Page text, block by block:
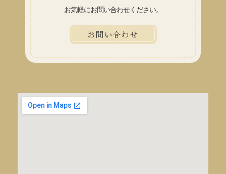
お気軽にお問い合わせください。
お問い合わせ